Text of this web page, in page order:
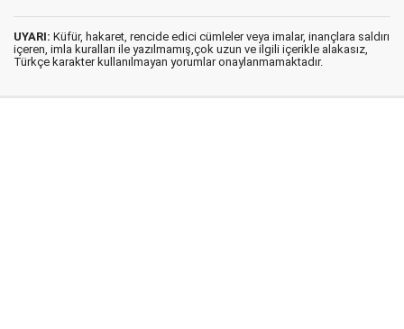
UYARI: Küfür, hakaret, rencide edici cümleler veya imalar, inançlara saldırı
içeren, imla kuralları ile yazılmamış,çok uzun ve ilgili içerikle alakasız,
Türkçe karakter kullanılmayan yorumlar onaylanmamaktadır.